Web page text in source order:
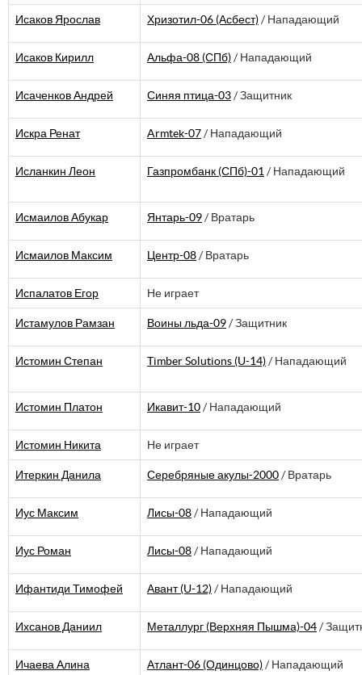
Исаков Ярослав Хризотил-06 (Асбест) / Нападающий
Исаков Кирилл Альфа-08 (СПб) / Нападающий
Исаченков Андрей Синяя птица-03 / Защитник
Искра Ренат Armtek-07 / Нападающий
Исланкин Леон Газпромбанк (СПб)-01 / Нападающий
Исмаилов Абукар Янтарь-09 / Вратарь
Исмаилов Максим Центр-08 / Вратарь
Испалатов Егор Не играет
Истамулов Рамзан Воины льда-09 / Защитник
Истомин Степан Timber Solutions (U-14) / Нападающий
Истомин Платон Икавит-10 / Нападающий
Истомин Никита Не играет
Итеркин Данила Серебряные акулы-2000 / Вратарь
Иус Максим Лисы-08 / Нападающий
Иус Роман Лисы-08 / Нападающий
Ифантиди Тимофей Авант (U-12) / Нападающий
Ихсанов Даниил Металлург (Верхняя Пышма)-04 /
Ичаева Алина Атлант-06 (Одинцово) / Нападающий